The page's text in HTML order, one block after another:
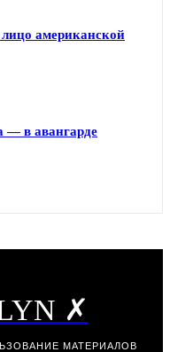
американской
— в авангарде
✗
МАТЕРИАЛОВ